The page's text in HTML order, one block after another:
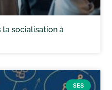
la socialisation à
SES